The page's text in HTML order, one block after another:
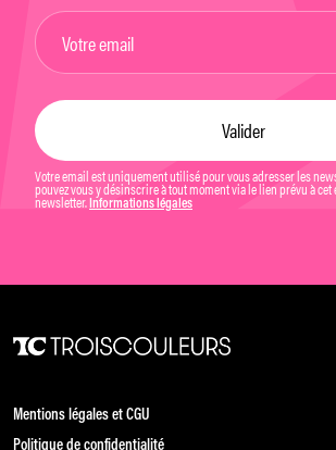
Votre email est uniquement utilisé pour vous adresser les
pouvez vous y désinscrire à tout moment via le lien prévu à cet
newsletter. Informations légales
Mentions légales et CGU
Politique de confidentialité